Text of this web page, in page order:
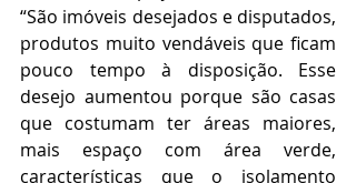
“São imóveis desejados e disputados,
produtos muito vendáveis que ficam
pouco tempo à disposição. Esse
desejo aumentou porque são casas
que costumam ter áreas maiores,
mais espaço com área verde,
características que o isolamento